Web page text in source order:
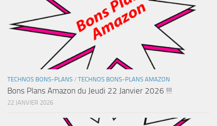
TECHNOS BONS-PLANS / TECHNOS BONS-PLANS AMAZON
Bons Plans Amazon du Jeudi 22 Janvier 2026 !!!
22 JANVIER 2026